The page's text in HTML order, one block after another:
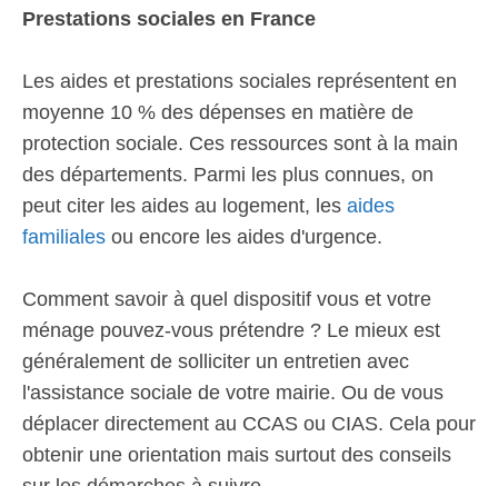
Prestations sociales en France
Les aides et prestations sociales représentent en
moyenne 10 % des dépenses en matière de
protection sociale. Ces ressources sont à la main
des départements. Parmi les plus connues, on
peut citer les aides au logement, les aides
familiales ou encore les aides d'urgence.
Comment savoir à quel dispositif vous et votre
ménage pouvez-vous prétendre ? Le mieux est
généralement de solliciter un entretien avec
l'assistance sociale de votre mairie. Ou de vous
déplacer directement au CCAS ou CIAS. Cela pour
obtenir une orientation mais surtout des conseils